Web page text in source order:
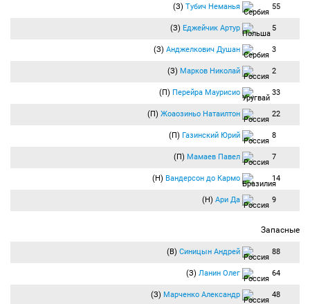
(З) Тубич Неманья 55
(З) Еджейчик Артур 5
(З) Анджелкович Душан 3
(З) Марков Николай 2
(П) Перейра Маурисио 33
(П) Жоаозиньо Натаилтон 22
(П) Газинский Юрий 8
(П) Мамаев Павел 7
(Н) Вандерсон до Кармо 14
(Н) Ари Да 9
Запасные
(В) Синицын Андрей 88
(З) Ланин Олег 64
(З) Марченко Александр 48